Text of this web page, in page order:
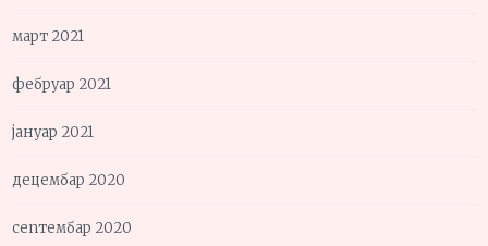
март 2021
фебруар 2021
јануар 2021
децембар 2020
септембар 2020